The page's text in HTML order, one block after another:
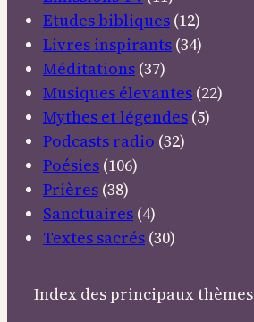
Etudes bibliques (12)
Livres inspirants (34)
Méditations (37)
Musiques élevantes (22)
Mythes et légendes (5)
Podcasts radio (32)
Poésies (106)
Prières (38)
Sanctuaires (4)
Textes sacrés (30)
Index des principaux thèmes